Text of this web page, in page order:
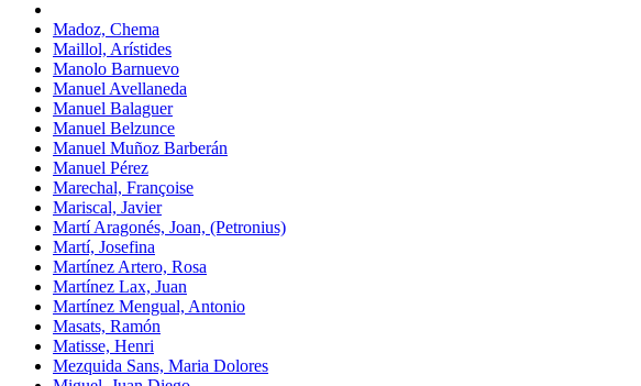
Madoz, Chema
Maillol, Arístides
Manolo Barnuevo
Manuel Avellaneda
Manuel Balaguer
Manuel Belzunce
Manuel Muñoz Barberán
Manuel Pérez
Marechal, Françoise
Mariscal, Javier
Martí Aragonés, Joan, (Petronius)
Martí, Josefina
Martínez Artero, Rosa
Martínez Lax, Juan
Martínez Mengual, Antonio
Masats, Ramón
Matisse, Henri
Mezquida Sans, Maria Dolores